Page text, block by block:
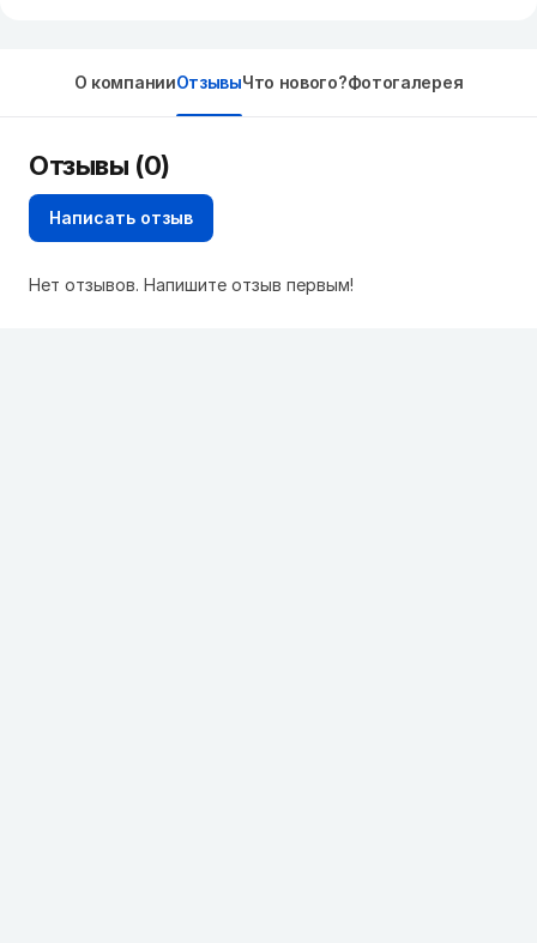
О компанииОтзывыЧто нового?Фотогалерея
Отзывы (0)
Написать отзыв
Нет отзывов. Напишите отзыв первым!